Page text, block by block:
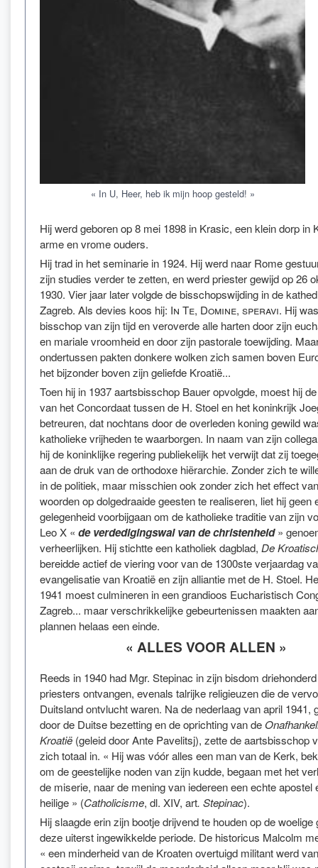
« In U, Heer, heb ik mijn hoop gesteld! »
Hij werd geboren op 8 mei 1898 in Krasic, een klein dorp in
arme en vrome ouders.
Hij trad in het seminarie in 1924. Hij werd naar Rome
zijn studies verder te zetten, en werd priester gewijd op 26
1930. Vier jaar later volgde de bisschopswijding in de
Zagreb. Als devies koos hij: In Te, Domine, speravi. Hij
bisschop van zijn tijd en veroverde alle harten door zijn
en mariale vroomheid en door zijn pastorale toewijding.
ondertussen pakten donkere wolken zich samen boven
het bijzonder boven zijn geliefde Kroatië...
Toen hij in 1937 aartsbisschop Bauer opvolgde, moest hij
van het Concordaat tussen de H. Stoel en het koninkrijk
betreuren, dat nochtans door de overleden koning gewild
katholieke vrijheden te waarborgen. In naam van zijn
hij de koninklijke regering publiekelijk het verwijt dat zij
aan de druk van de orthodoxe hiërarchie. Zonder zich te
in de politiek, maar misschien ook zonder zich het effect
woorden op dolgedraaide geesten te realiseren, liet hij geen
gelegenheid voorbijgaan om de katholieke traditie van zijn
Leo X « de verdedigingswal van de christenheid»
verheerlijken. Hij stichtte een katholiek dagblad, De
bereidde actief de viering voor van de 1300ste verjaardag
evangelisatie van Kroatië en zijn alliantie met de H. Stoel.
1941 moest culmineren in een grandioos Eucharistisch
Zagreb... maar verschrikkelijke gebeurtenissen maakten
plannen helaas een einde.
« ALLES VOOR ALLEN »
Reeds in 1940 had Mgr. Stepinac in zijn bisdom
priesters ontvangen, evenals talrijke religieuzen die de
Duitsland ontvlucht waren. Na de nederlaag van april 1941,
door de Duitse bezetting en de oprichting van de
Kroatië (geleid door Ante Pavelitsj), zette de aartsbisschop
zich totaal in. « Hij was vóór alles een man van de Kerk,
om de geestelijke noden van zijn kudde, begaan met het
de miserie, naar de mening van iedereen een echte apostel
heilige » (Catholicisme, dl. XIV, art. Stepinac).
Hij slaagde erin zijn bootje drijvend te houden op de woelige
deze uiterst ingewikkelde periode. De historicus Malcolm
« een minderheid van de Kroaten overtuigd militant werd